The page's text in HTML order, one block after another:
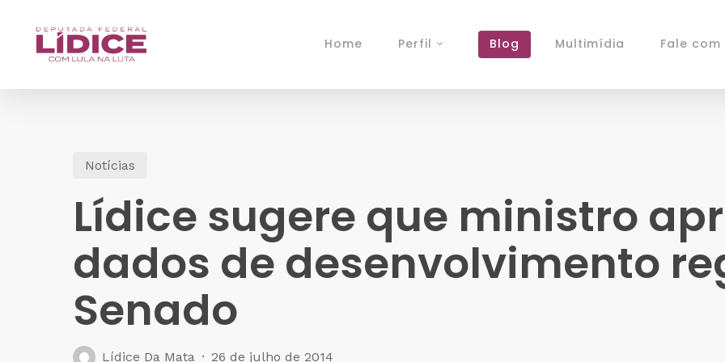
Home Perfil Blog Multimídia Fale com
Notícias
Lídice sugere que ministro
dados de desenvolvimento
Senado
Lídice Da Mata 26 de julho de 2014